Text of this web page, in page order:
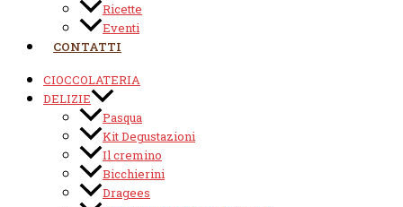
Ricette
Eventi
CONTATTI
CIOCCOLATERIA
DELIZIE
Pasqua
Kit Degustazioni
Il cremino
Bicchierini
Dragees